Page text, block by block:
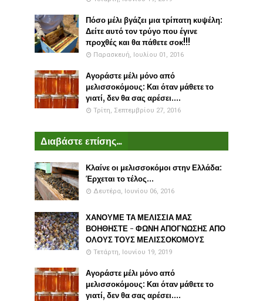
Πόσο μέλι βγάζει μια τρίπατη κυψέλη:
Δείτε αυτό τον τρύγο που έγινε
προχθές και θα πάθετε σοκ!!!
Παρασκευή, Ιουλίου 01, 2016
Αγοράστε μέλι μόνο από
μελισσοκόμους: Και όταν μάθετε το
γιατί, δεν θα σας αρέσει....
Τρίτη, Σεπτεμβρίου 27, 2016
Διαβάστε επίσης...
Κλαίνε οι μελισσοκόμοι στην Ελλάδα:
Έρχεται το τέλος...
Δευτέρα, Ιουνίου 06, 2016
ΧΑΝΟΥΜΕ ΤΑ ΜΕΛΙΣΣΙΑ ΜΑΣ
ΒΟΗΘΗΣΤΕ - ΦΩΝΗ ΑΠΟΓΝΩΣΗΣ ΑΠΟ
ΟΛΟΥΣ ΤΟΥΣ ΜΕΛΙΣΣΟΚΟΜΟΥΣ
Τετάρτη, Ιουνίου 19, 2019
Αγοράστε μέλι μόνο από
μελισσοκόμους: Και όταν μάθετε το
γιατί, δεν θα σας αρέσει....